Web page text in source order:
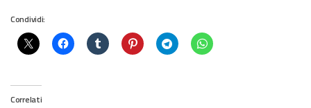
Condividi:
Correlati